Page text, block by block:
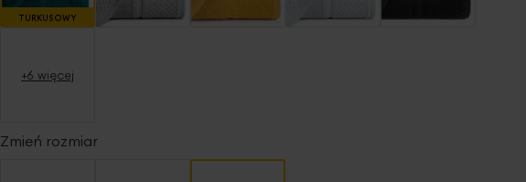
TURKUSOWY
+6 więcej
Zmień rozmiar